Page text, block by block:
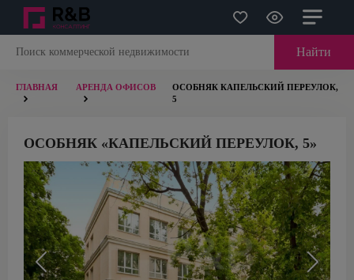
Найти
ГЛАВНАЯ АРЕНДА ОФИСОВ
ОСОБНЯК КАПЕЛЬСКИЙ ПЕРЕУЛОК,
5
ОСОБНЯК «КАПЕЛЬСКИЙ ПЕРЕУЛОК, 5»